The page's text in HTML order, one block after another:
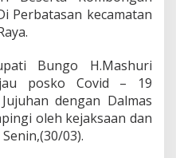
t
a
R
m
b
o
n
g
a
Perbatasan kecamatan
Bungo H.Mashuri
posko Covid – 19
dengan Dalmas
oleh kejaksaan dan
03).